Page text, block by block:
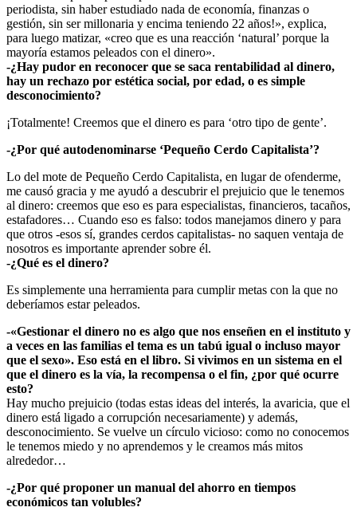
periodista, sin haber estudiado nada de economía, finanzas o
gestión, sin ser millonaria y encima teniendo 22 años!», explica,
para luego matizar, «creo que es una reacción ‘natural’ porque la
mayoría estamos peleados con el dinero».
-¿Hay pudor en reconocer que se saca rentabilidad al dinero,
hay un rechazo por estética social, por edad, o es simple
desconocimiento?
¡Totalmente! Creemos que el dinero es para ‘otro tipo de gente’.
-¿Por qué autodenominarse ‘Pequeño Cerdo Capitalista’?
Lo del mote de Pequeño Cerdo Capitalista, en lugar de ofenderme,
me causó gracia y me ayudó a descubrir el prejuicio que le tenemos
al dinero: creemos que eso es para especialistas, financieros, tacaños,
estafadores… Cuando eso es falso: todos manejamos dinero y para
que otros -esos sí, grandes cerdos capitalistas- no saquen ventaja de
nosotros es importante aprender sobre él.
-¿Qué es el dinero?
Es simplemente una herramienta para cumplir metas con la que no
deberíamos estar peleados.
-«Gestionar el dinero no es algo que nos enseñen en el instituto y
a veces en las familias el tema es un tabú igual o incluso mayor
que el sexo». Eso está en el libro. Si vivimos en un sistema en el
que el dinero es la vía, la recompensa o el fin, ¿por qué ocurre
esto?
Hay mucho prejuicio (todas estas ideas del interés, la avaricia, que el
dinero está ligado a corrupción necesariamente) y además,
desconocimiento. Se vuelve un círculo vicioso: como no conocemos
le tenemos miedo y no aprendemos y le creamos más mitos
alrededor…
-¿Por qué proponer un manual del ahorro en tiempos
económicos tan volubles?